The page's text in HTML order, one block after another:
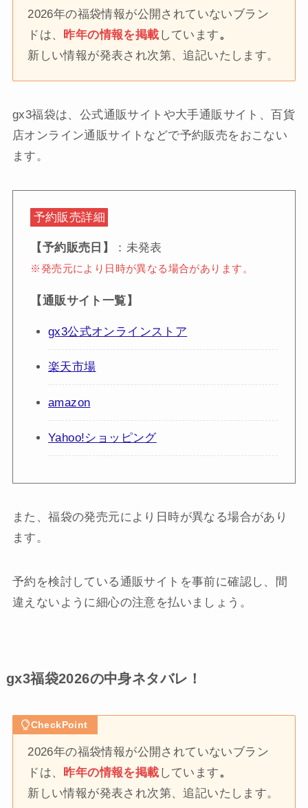
2026年の福袋情報が公開されていないブラン
ドは、 昨年の情報を掲載 しています。
新しい情報が発表され次第、追記いたします。
gx3福袋は、公式通販サイトや大手通販サイト、百貨
店オンライン通販サイトなどで予約販売をおこない
ます。
予約販売詳細
【予約販売日】 ：未発表
※発売元により日時が異なる場合があります。
【通販サイト一覧】
gx3公式オンラインストア
楽天市場
amazon
Yahoo!ショッピング
また、福袋の発売元により日時が異なる場合があり
ます。
予約を検討している通販サイトを事前に確認し、間
違えないように細心の注意を払いましょう。
gx3福袋2026の中身ネタバレ！
CheckPoint
2026年の福袋情報が公開されていないブラン
ドは、 昨年の情報を掲載 しています。
新しい情報が発表され次第、追記いたします。